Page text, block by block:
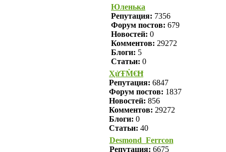
Юленька
Репутация: 7356
Форум постов: 679
Новостей: 0
Комментов: 29272
Блоги: 5
Статьи: 0
ҲửŦṀ€Ħ
Репутация: 6847
Форум постов: 1837
Новостей: 856
Комментов: 29272
Блоги: 0
Статьи: 40
Desmond_Ferrcon
Репутация: 6675